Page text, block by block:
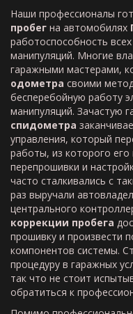
Наши профессионалы
пробег на автомобилях
работоспособность
манипуляций. Многие
гаражными мастерами,
одометра своими
бесперебойную работу
манипуляций. Зачастую
спидометра
управления, который
работы, из которого
перепрошивки и
часто сталкивались с
раз выручали
центрального
коррекции пробега
прошивку и произвести
компонентов системы.
процедуру в гаражных
так что не стоит
обратиться к